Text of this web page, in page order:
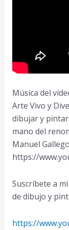
Música del
Arte Vivo y
dibujar y
mano del
Manuel
https://
Suscríbete a
de dibujo y
https://